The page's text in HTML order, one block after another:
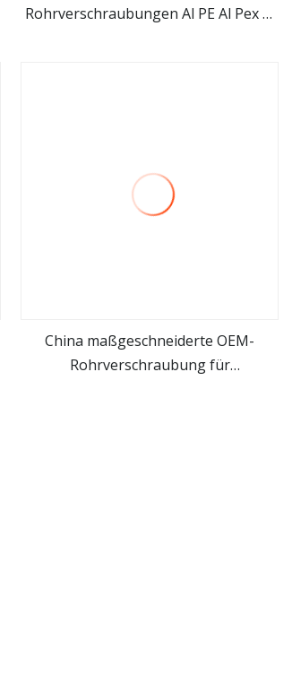
mehr sehen
Rohrverschraubungen Al PE Al Pex Al
mehr sehen
China maßgeschneiderte OEM-
Rohrverschraubung für